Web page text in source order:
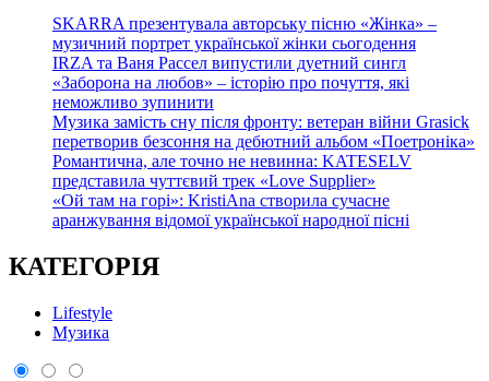
SKARRA презентувала авторську пісню «Жінка» –
музичний портрет української жінки сьогодення
IRZA та Ваня Рассел випустили дуетний сингл
«Заборона на любов» – історію про почуття, які
неможливо зупинити
Музика замість сну після фронту: ветеран війни Grasick
перетворив безсоння на дебютний альбом «Поетроніка»
Романтична, але точно не невинна: KATESELV
представила чуттєвий трек «Love Supplier»
«Ой там на горі»: KristiAna створила сучасне
аранжування відомої української народної пісні
КАТЕГОРІЯ
Lifestyle
Музика